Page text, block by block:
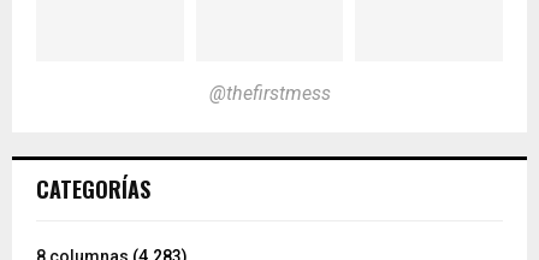
@thefirstmess
CATEGORÍAS